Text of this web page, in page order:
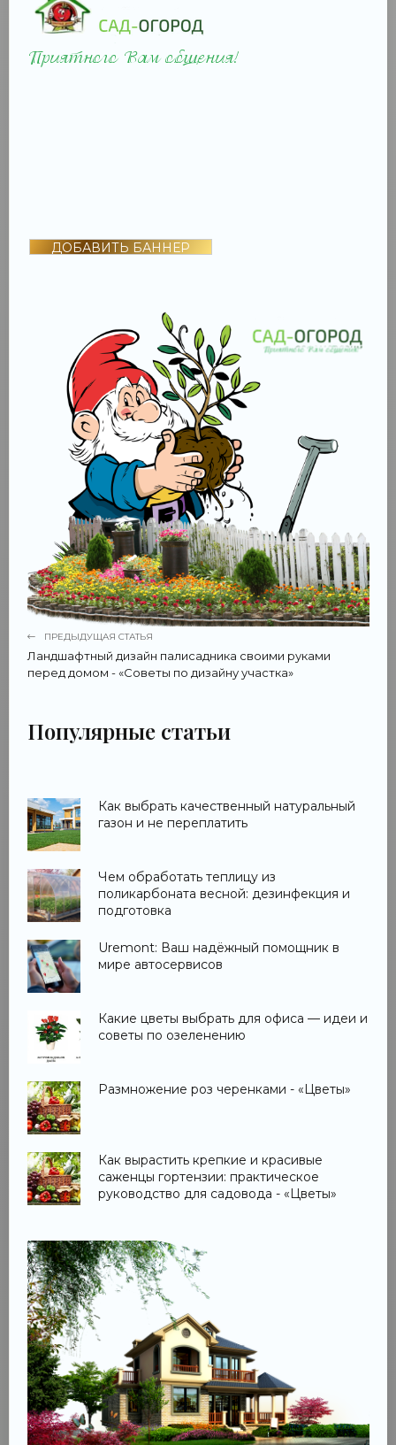
ДОБАВИТЬ БАННЕР
ПРЕДЫДУЩАЯ СТАТЬЯ
Ландшафтный дизайн палисадника своими руками
перед домом - «Советы по дизайну участка»
Популярные статьи
Как выбрать качественный натуральный
газон и не переплатить
Чем обработать теплицу из
поликарбоната весной: дезинфекция и
подготовка
Uremont: Ваш надёжный помощник в
мире автосервисов
Какие цветы выбрать для офиса — идеи и
советы по озеленению
Размножение роз черенками - «Цветы»
Как вырастить крепкие и красивые
саженцы гортензии: практическое
руководство для садовода - «Цветы»